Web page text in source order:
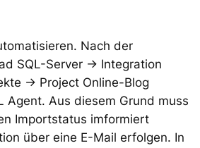
Nach der
SQL-Server -> Integration
-> Project Online-Blog
Agent. Aus diesem Grund muss
Importstatus imformiert
über eine E-Mail erfolgen. In